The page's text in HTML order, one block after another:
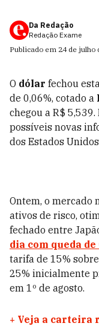
Da Redação
Redação Exame
Publicado em 24 de julho
O dólar fechou
de 0,06%, cotado a
chegou a R$
possíveis novas
dos Estados
Ontem, o mercado
ativos de risco,
fechado entre
dia com queda de
tarifa de 15%
25% inicialmente
em 1º de agosto.
+ Veja a carteira